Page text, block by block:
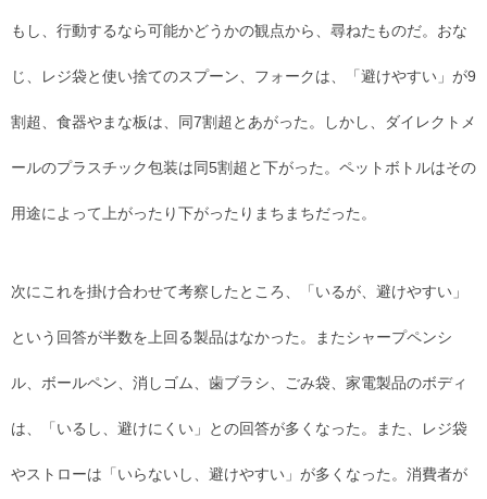
もし、行動するなら可能かどうかの観点から、尋ねたものだ。おな
じ、レジ袋と使い捨てのスプーン、フォークは、「避けやすい」が9
割超、食器やまな板は、同7割超とあがった。しかし、ダイレクトメ
ールのプラスチック包装は同5割超と下がった。ペットボトルはその
用途によって上がったり下がったりまちまちだった。
次にこれを掛け合わせて考察したところ、「いるが、避けやすい」
という回答が半数を上回る製品はなかった。またシャープペンシ
ル、ボールペン、消しゴム、歯ブラシ、ごみ袋、家電製品のボディ
は、「いるし、避けにくい」との回答が多くなった。また、レジ袋
やストローは「いらないし、避けやすい」が多くなった。消費者が